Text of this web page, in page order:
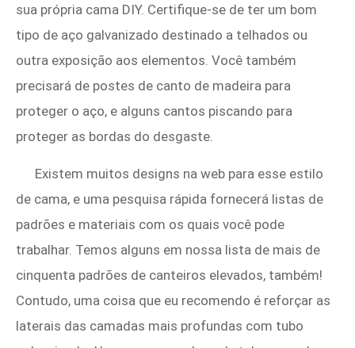
sua própria cama DIY. Certifique-se de ter um bom
tipo de aço galvanizado destinado a telhados ou
outra exposição aos elementos. Você também
precisará de postes de canto de madeira para
proteger o aço, e alguns cantos piscando para
proteger as bordas do desgaste.
Existem muitos designs na web para esse estilo
de cama, e uma pesquisa rápida fornecerá listas de
padrões e materiais com os quais você pode
trabalhar. Temos alguns em nossa lista de mais de
cinquenta padrões de canteiros elevados, também!
Contudo, uma coisa que eu recomendo é reforçar as
laterais das camadas mais profundas com tubo